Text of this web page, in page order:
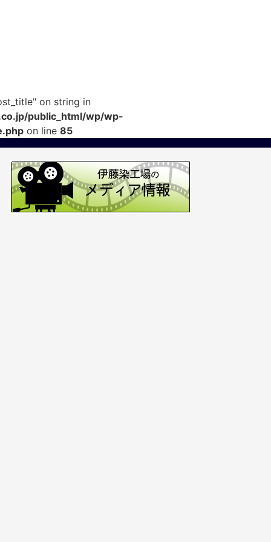
on string in
public_html/wp/wp-
on line 85